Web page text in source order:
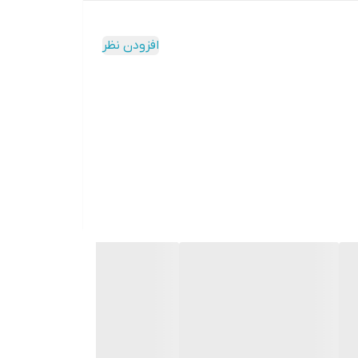
افزودن نظر